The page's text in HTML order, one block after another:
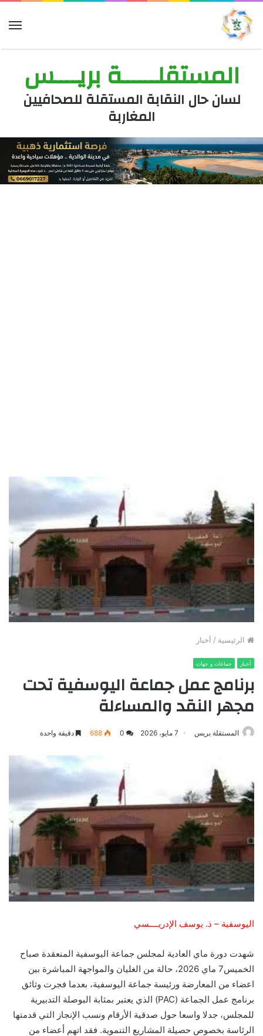
المستقلــــــة بريــــس
لسان حال النقابة المستقلة للصحافيين
المغاربة
الرئيسية / أخبار
أخبار جماعات و جهات
برنامج عمل جماعة اليوسفية تحت
مجهر النقد والمساءلة
المستقلة بريس 7 مايو، 2026 0
688 دقيقة واحدة
اليوسفية – ذ. يوسف الإدريــــسي
​شهدت دورة ماي العادية لمجلس جماعة اليوسفية المنعقدة صباح
الخميس7 ماي 2026، حالة من الغليان والمواجهة المباشرة بين
اعضاء من المعارضة ورئيسة جماعة اليوسفية، بعدما فجرت وثائق
برنامج عمل الجماعة (PAC) الذي يعتبر بمثابة البوصلة التدبيرية
للمجلس، جدلا واسعا حول صدقية الأرقام ونسب الإنجاز التي قدمتها
الرئاسة بخصوص حصيلة المشاريع التنموية. فقد اتهم أعضاء من